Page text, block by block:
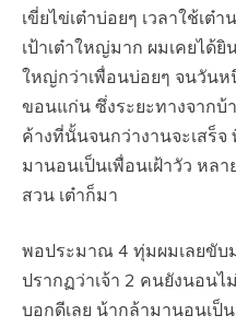
เขี่ยไข่เต๋าบ่อยๆ เวลาใช้เต๋
เป้าเต๋าใหญ่มาก ผมเคยได้ยิ
ใหญ่กว่าเพื่อนบ่อยๆ จนวัน
ขอนแก่น ซึ่งระยะทางจากบ้
ค้างที่นั้นจนกว่างานจะเสร็
มานอนเป็นเพื่อนเฝ้าวัว หล
สวน เต๋าก็มา
พอประมาณ 4 ทุ่มผมเลยขับ
ปรากฏว่าเจ้า 2 คนยังนอนไ
บอกดีเลย น้ากล้ามานอนเ